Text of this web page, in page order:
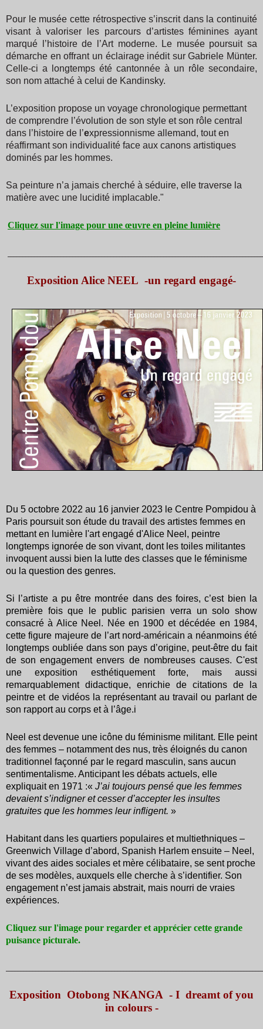
Pour le musée cette rétrospective s’inscrit dans la continuité
visant à valoriser les parcours d’artistes féminines ayant
marqué l’histoire de l’Art moderne. Le musée poursuit sa
démarche en offrant un éclairage inédit sur Gabriele Münter.
Celle-ci a longtemps été cantonnée à un rôle secondaire,
son nom attaché à celui de Kandinsky.
L’exposition propose un voyage chronologique permettant
de comprendre l’évolution de son style et son rôle central
dans l’histoire de l’expressionnisme allemand, tout en
réaffirmant son individualité face aux canons artistiques
dominés par les hommes.
Sa peinture n’a jamais cherché à séduire, elle traverse la
matière avec une lucidité implacable."
Cliquez sur l'image pour une œuvre en pleine lumière
Exposition Alice NEEL -un regard engagé-
Du 5 octobre 2022 au 16 janvier 2023 le Centre Pompidou à
Paris poursuit son étude du travail des artistes femmes en
mettant en lumière l'art engagé d'Alice Neel, peintre
longtemps ignorée de son vivant, dont les toiles militantes
invoquent aussi bien la lutte des classes que le féminisme
ou la question des genres.
Si l’artiste a pu être montrée dans des foires, c’est bien la
première fois que le public parisien verra un solo show
consacré à Alice Neel. Née en 1900 et décédée en 1984,
cette figure majeure de l’art nord-américain a néanmoins été
longtemps oubliée dans son pays d’origine, peut-être du fait
de son engagement envers de nombreuses causes. C'est
une exposition esthétiquement forte, mais aussi
remarquablement didactique, enrichie de citations de la
peintre et de vidéos la représentant au travail ou parlant de
son rapport au corps et à l’âge.i
Neel est devenue une icône du féminisme militant. Elle peint
des femmes – notamment des nus, très éloignés du canon
traditionnel façonné par le regard masculin, sans aucun
sentimentalisme. Anticipant les débats actuels, elle
expliquait en 1971 :« J’ai toujours pensé que les femmes
devaient s’indigner et cesser d’accepter les insultes
gratuites que les hommes leur infligent. »
Habitant dans les quartiers populaires et multiethniques –
Greenwich Village d’abord, Spanish Harlem ensuite – Neel,
vivant des aides sociales et mère célibataire, se sent proche
de ses modèles, auxquels elle cherche à s’identifier. Son
engagement n’est jamais abstrait, mais nourri de vraies
expériences.
Cliquez sur l'image pour regarder et apprécier cette grande
puisance picturale.
Exposition Otobong NKANGA - I dreamt of you
in colours -